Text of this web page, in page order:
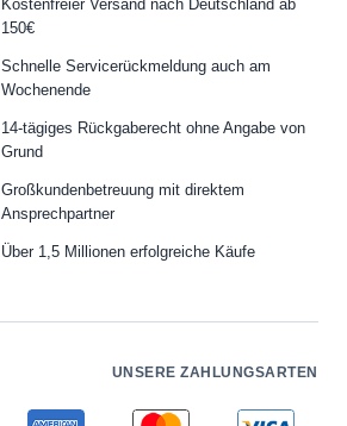
Kostenfreier Versand nach Deutschland ab
150€
Schnelle Servicerückmeldung auch am
Wochenende
14-tägiges Rückgaberecht ohne Angabe von
Grund
Großkundenbetreuung mit direktem
Ansprechpartner
Über 1,5 Millionen erfolgreiche Käufe
UNSERE ZAHLUNGSARTEN